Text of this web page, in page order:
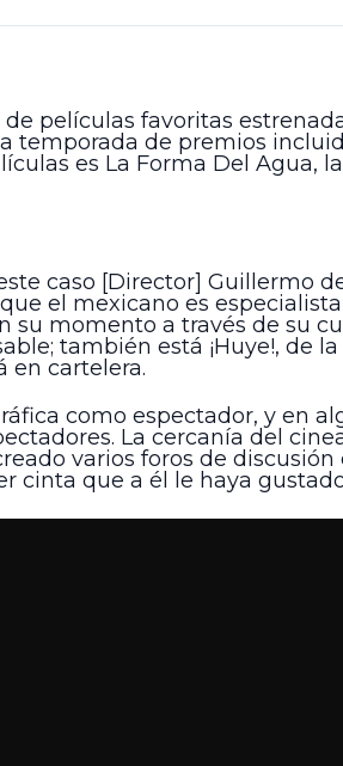
películas favoritas
de premios
es La Forma Del Agua,
caso [Director] Guillermo
el mexicano es
su momento a través de su
también está ¡Huye!, de
en cartelera.
como espectador, y en
La cercanía del
varios foros de
cinta que a él le haya